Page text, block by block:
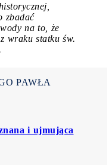
zbadać
na to, że
wraku statku św.
i ujmująca